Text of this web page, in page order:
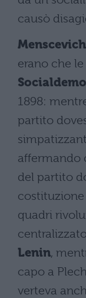
causò
erano che
1898:
partito
affermando
del partito
quadri
Lenin,
capo a
verteva